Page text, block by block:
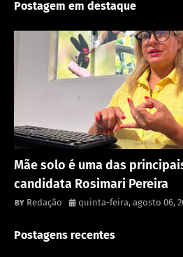
Postagem em destaque
Mãe solo é uma das
candidata Rosimari Pereira
Redação quinta-feira, agosto 06,
Postagens recentes